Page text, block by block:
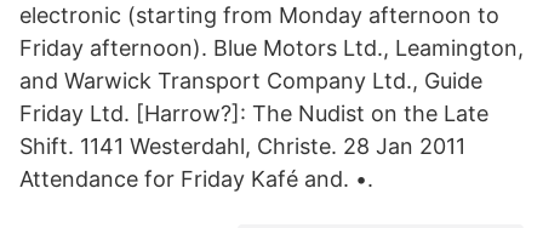
electronic (starting from Monday afternoon to
Friday afternoon). Blue Motors Ltd., Leamington,
and Warwick Transport Company Ltd., Guide
Friday Ltd. [Harrow?]: The Nudist on the Late
Shift. 1141 Westerdahl, Christe. 28 Jan 2011
Attendance for Friday Kafé and. •.